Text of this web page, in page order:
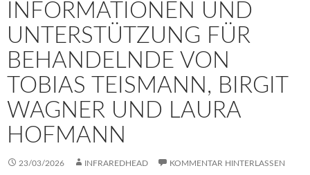
INFORMATIONEN UND
UNTERSTÜTZUNG FÜR
BEHANDELNDE VON
TOBIAS TEISMANN, BIRGIT
WAGNER UND LAURA
HOFMANN
23/03/2026 INFRAREDHEAD KOMMENTAR HINTERLASSEN